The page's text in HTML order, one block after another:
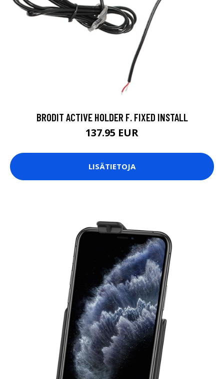
BRODIT ACTIVE HOLDER F. FIXED INSTALL
137.95 EUR
LISÄTIETOJA